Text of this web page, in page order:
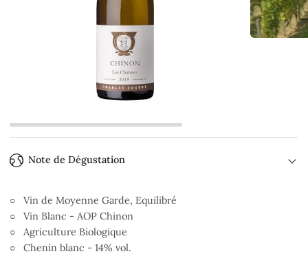
Note de Dégustation
○ Vin de Moyenne Garde, Equilibré
○ Vin Blanc - AOP Chinon
○ Agriculture Biologique
○ Chenin blanc - 14% vol.